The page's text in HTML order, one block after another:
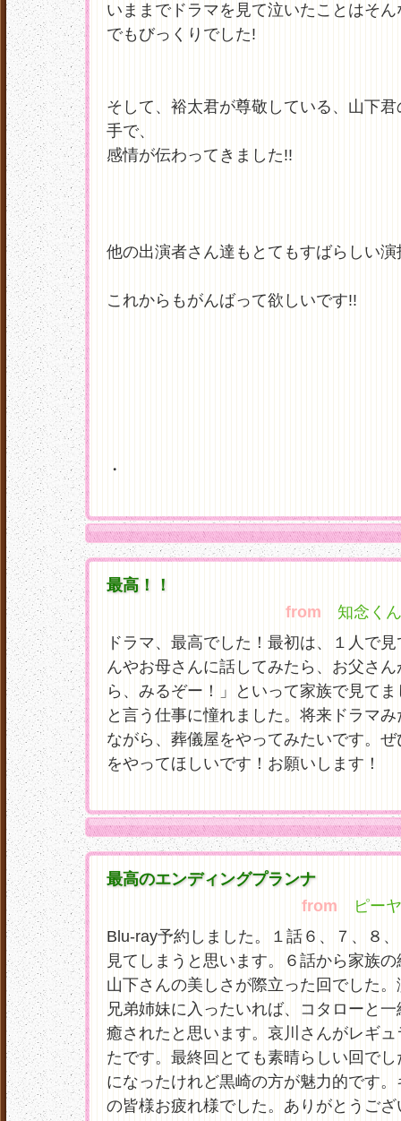
いままでドラマを見て泣いたことはそ
でもびっくりでした!
そして、裕太君が尊敬している、山下
手で、
感情が伝わってきました!!
他の出演者さん達もとてもすばらしい演
これからもがんばって欲しいです!!
・
最高！！
from 知念く
ドラマ、最高でした！最初は、１人で
んやお母さんに話してみたら、お父さ
ら、みるぞー！」といって家族で見て
と言う仕事に憧れました。将来ドラマ
ながら、葬儀屋をやってみたいです。
をやってほしいです！お願いします！
最高のエンディングプランナ
from ピーヤ
Blu-ray予約しました。１話６、７、８
見てしまうと思います。６話から家族
山下さんの美しさが際立った回でした
兄弟姉妹に入ったいれば、コタローと
癒されたと思います。哀川さんがレギ
たです。最終回とても素晴らしい回で
になったけれど黒崎の方が魅力的です
の皆様お疲れ様でした。ありがとうご